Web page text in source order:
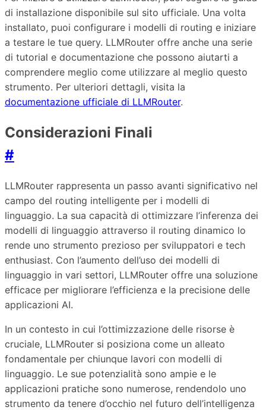
di installazione disponibile sul sito ufficiale. Una volta
installato, puoi configurare i modelli di routing e iniziare
a testare le tue query. LLMRouter offre anche una serie
di tutorial e documentazione che possono aiutarti a
comprendere meglio come utilizzare al meglio questo
strumento. Per ulteriori dettagli, visita la
documentazione ufficiale di LLMRouter.
Considerazioni Finali
#
LLMRouter rappresenta un passo avanti significativo nel
campo del routing intelligente per i modelli di
linguaggio. La sua capacità di ottimizzare l’inferenza dei
modelli di linguaggio attraverso il routing dinamico lo
rende uno strumento prezioso per sviluppatori e tech
enthusiast. Con l’aumento dell’uso dei modelli di
linguaggio in vari settori, LLMRouter offre una soluzione
efficace per migliorare l’efficienza e la precisione delle
applicazioni AI.
In un contesto in cui l’ottimizzazione delle risorse è
cruciale, LLMRouter si posiziona come un alleato
fondamentale per chiunque lavori con modelli di
linguaggio. Le sue potenzialità sono ampie e le
applicazioni pratiche sono numerose, rendendolo uno
strumento da tenere d’occhio nel futuro dell’intelligenza